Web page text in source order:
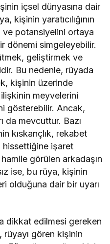
içsel dünyasına dair
kişinin yaratıcılığının
ve potansiyelini ortaya
dönemi simgeleyebilir.
geliştirmek ve
Bu nedenle, rüyada
kişinin üzerinde
ilişkinin meyvelerini
gösterebilir. Ancak,
da mevcuttur. Bazı
kıskançlık, rekabet
hissettiğine işaret
görülen arkadaşın
ise, bu rüya, kişinin
olduğuna dair bir uyarı
dikkat edilmesi gereken
gören kişinin